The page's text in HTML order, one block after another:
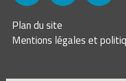
Plan du site
Mentions légales et